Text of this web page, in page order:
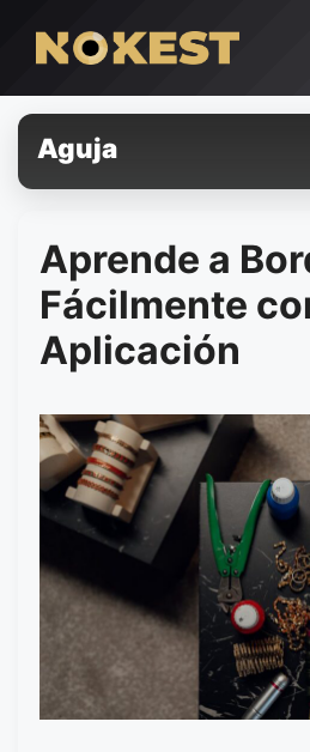
conteúdo
Aguja
Aprende a
Fácilmente
Aplicación